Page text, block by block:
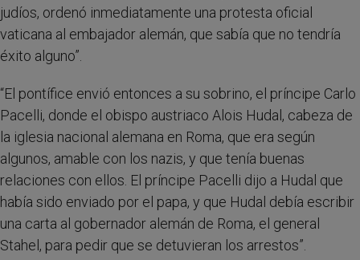
judíos, ordenó inmediatamente una protesta oficial
vaticana al embajador alemán, que sabía que no tendría
éxito alguno”.
“El pontífice envió entonces a su sobrino, el príncipe Carlo
Pacelli, donde el obispo austriaco Alois Hudal, cabeza de
la iglesia nacional alemana en Roma, que era según
algunos, amable con los nazis, y que tenía buenas
relaciones con ellos. El príncipe Pacelli dijo a Hudal que
había sido enviado por el papa, y que Hudal debía escribir
una carta al gobernador alemán de Roma, el general
Stahel, para pedir que se detuvieran los arrestos”.